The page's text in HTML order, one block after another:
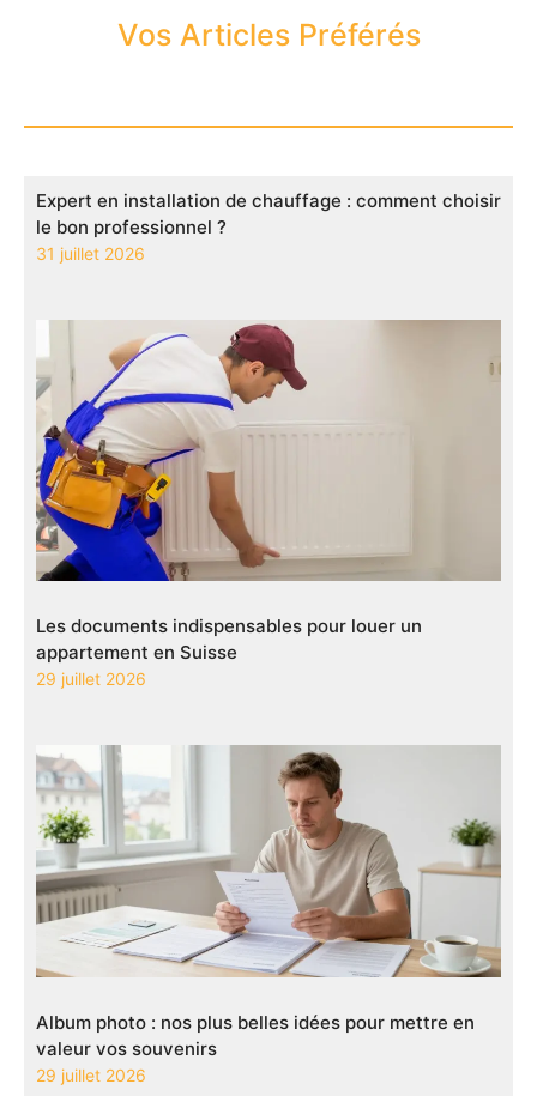
Vos Articles Préférés
Expert en installation de chauffage : comment choisir
le bon professionnel ?
31 juillet 2026
Les documents indispensables pour louer un
appartement en Suisse
29 juillet 2026
Album photo : nos plus belles idées pour mettre en
valeur vos souvenirs
29 juillet 2026